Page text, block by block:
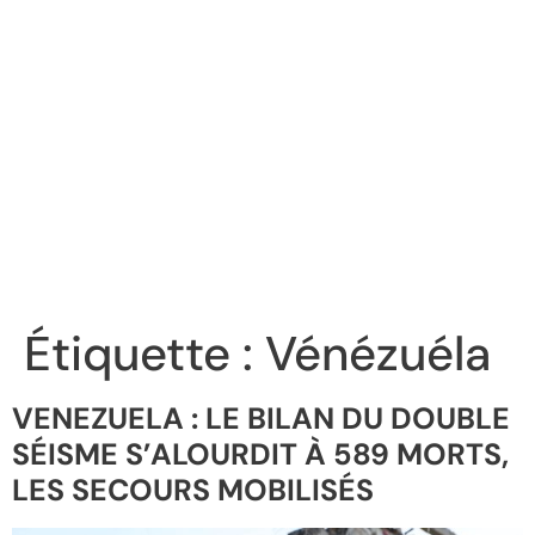
Étiquette : Vénézuéla
VENEZUELA : LE BILAN DU DOUBLE
SÉISME S’ALOURDIT À 589 MORTS,
LES SECOURS MOBILISÉS